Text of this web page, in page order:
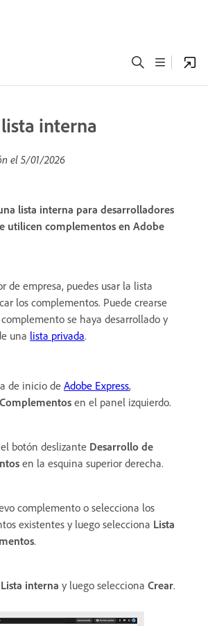
interna
el 5/01/2026
lista interna para desarrolladores
utilicen complementos en Adobe
de empresa, puedes usar la lista
los complementos. Puede crearse
se haya desarrollado y
una lista privada.
de inicio de Adobe Express,
Complementos en el panel izquierdo.
botón deslizante Desarrollo de
en la esquina superior derecha.
complemento o selecciona los
existentes y luego selecciona Lista
.
Lista interna y luego selecciona Crear.